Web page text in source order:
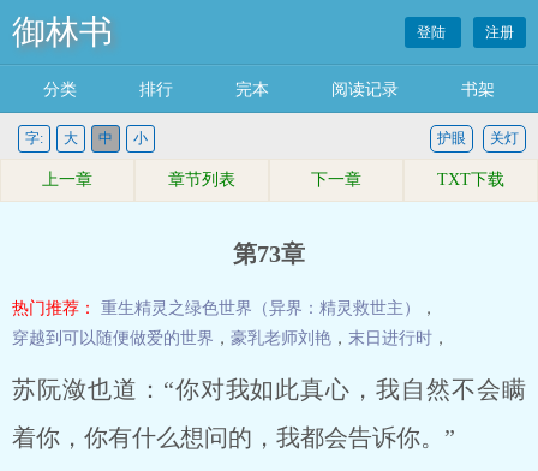
御林书 登陆 注册
分类 排行 完本 阅读记录 书架
字: 大 中 小 关灯
护眼
上一章 章节列表 下一章 TXT下载
第73章
热门推荐： 重生精灵之绿色世界（异界：精灵救世主）
，
穿越到可以随便做爱的世界 ， 豪乳老师刘艳 ， 末日进行时 ，
苏阮潋也道：“你对我如此真心，我自然不会瞒
着你，你有什么想问的，我都会告诉你。”